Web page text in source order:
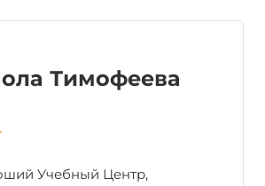
Тимофеева
Учебный Центр,